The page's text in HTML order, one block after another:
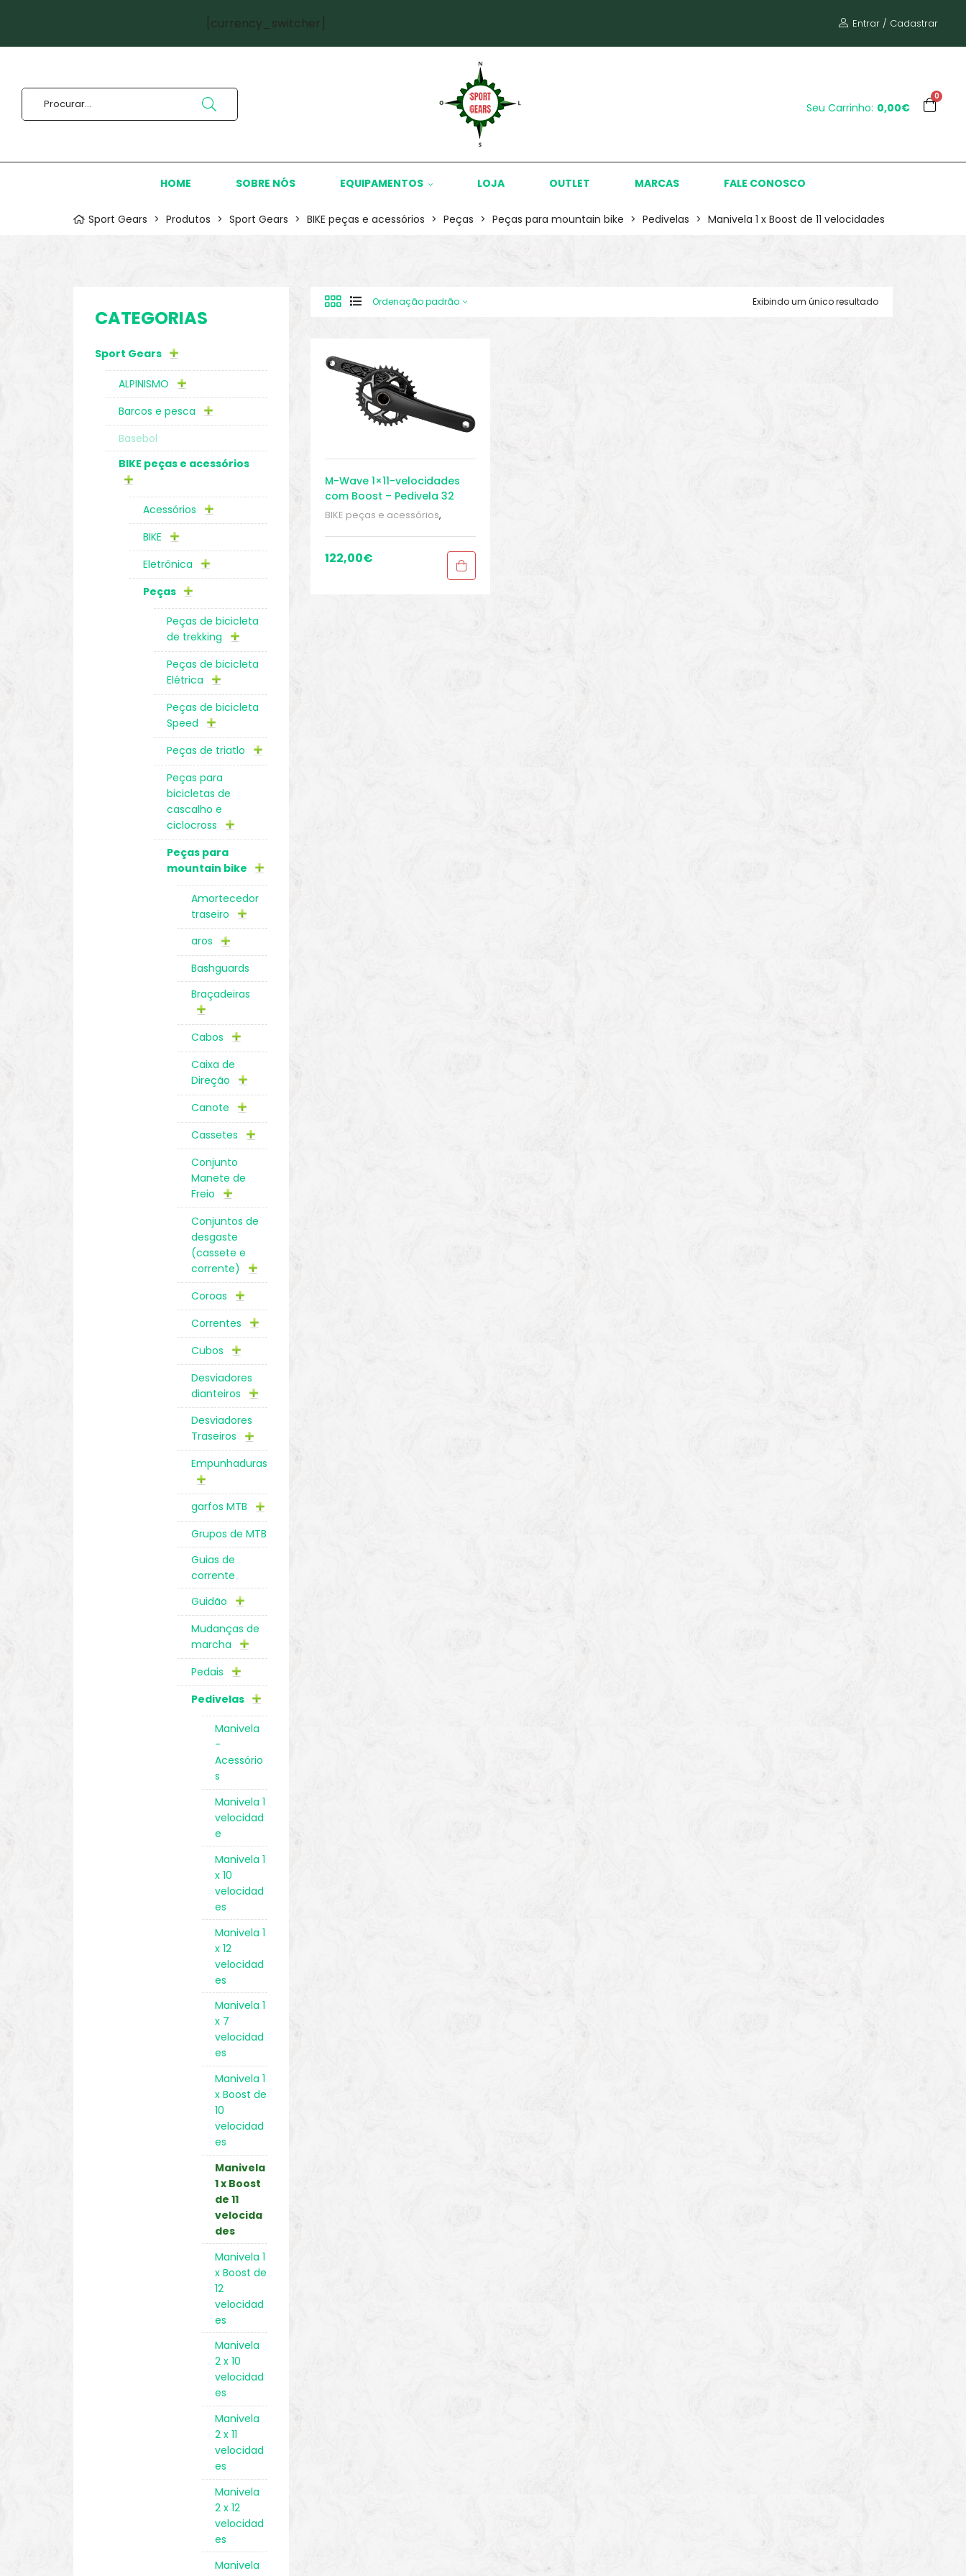
[currency_switcher] Entrar / Cadastrar
0
Seu Carrinho: 0,00€
HOME SOBRE NÓS EQUIPAMENTOS LOJA OUTLET MARCAS FALE CONOSCO
Sport Gears > Produtos > Sport Gears > BIKE peças e acessórios > Peças > Peças para mountain bike > Pedivelas > Manivela 1 x Boost de 11 velocidades
Exibindo um único resultado
Ordenação padrão
M-Wave 1×11-velocidades
com Boost – Pedivela 32
175mm – MTB
BIKE peças e acessórios,
para mountain bike
Pedivelas,
122,00€
CATEGORIAS
Sport Gears
ALPINISMO
Barcos e pesca
Basebol
BIKE peças e acessórios
Acessórios
BIKE
Eletrônica
Peças
Peças de bicicleta
de trekking
Peças de bicicleta
Elétrica
Peças de bicicleta
Speed
Peças de triatlo
Peças para
bicicletas de
cascalho e
ciclocross
Peças para
mountain bike
Amortecedor
traseiro
aros
Bashguards
Braçadeiras
Cabos
Caixa de
Direção
Canote
Cassetes
Conjunto
Manete de
Freio
Conjuntos de
desgaste
(cassete e
corrente)
Coroas
Correntes
Cubos
Desviadores
dianteiros
Desviadores
Traseiros
Empunhaduras
garfos MTB
Grupos de MTB
Guias de
corrente
Guidão
Mudanças de
marcha
Pedais
Pedivelas
Manivela
-
Acessório
s
Manivela 1
velocidad
e
Manivela 1
x 10
velocidad
es
Manivela 1
x 12
velocidad
es
Manivela 1
x 7
velocidad
es
Manivela 1
x Boost de
10
velocidad
es
Manivela
1 x Boost
de 11
velocida
des
Manivela 1
x Boost de
12
velocidad
es
Manivela
2 x 10
velocidad
es
Manivela
2 x 11
velocidad
es
Manivela
2 x 12
velocidad
es
Manivela